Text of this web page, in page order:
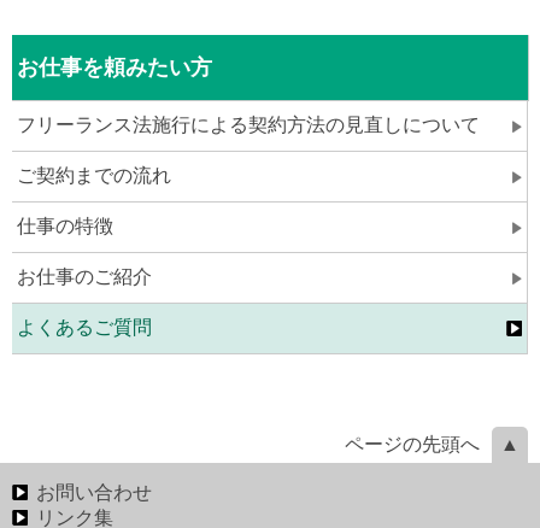
お仕事を頼みたい方
フリーランス法施行による契約方法の見直しについて
ご契約までの流れ
仕事の特徴
お仕事のご紹介
よくあるご質問
ページの先頭へ
お問い合わせ
リンク集